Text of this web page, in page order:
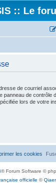
:: Le
de courriel
de contrôle
lors de votre
les cookies
® Forum Software ©
officielle ©